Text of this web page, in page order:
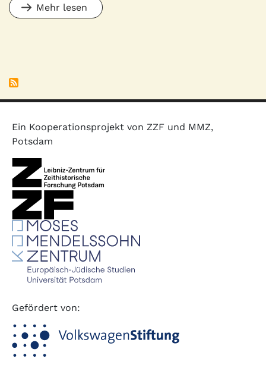
Mehr lesen
Ein Kooperationsprojekt von ZZF und MMZ,
Potsdam
Gefördert von: